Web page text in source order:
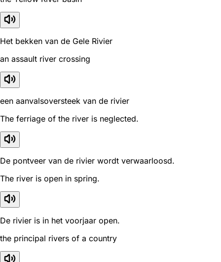
Het bekken van de Gele Rivier
an assault river crossing
een aanvalsoversteek van de rivier
The ferriage of the river is neglected.
De pontveer van de rivier wordt verwaarloosd.
The river is open in spring.
De rivier is in het voorjaar open.
the principal rivers of a country